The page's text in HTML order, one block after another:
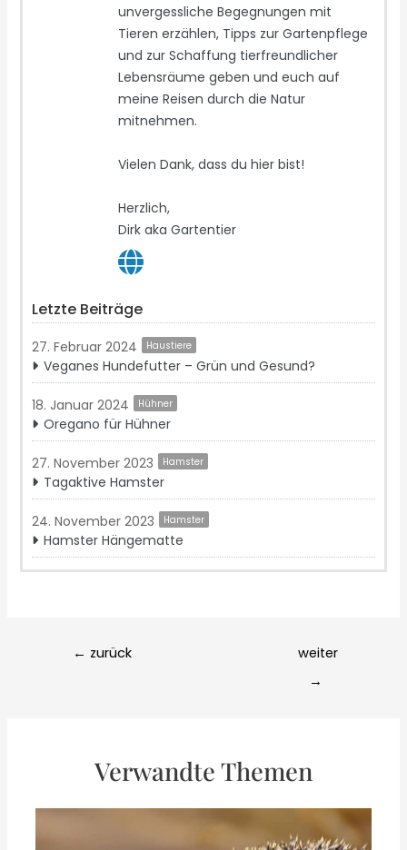
unvergessliche Begegnungen mit
Tieren erzählen, Tipps zur Gartenpflege
und zur Schaffung tierfreundlicher
Lebensräume geben und euch auf
meine Reisen durch die Natur
mitnehmen.
Vielen Dank, dass du hier bist!
Herzlich,
Dirk aka Gartentier
Letzte Beiträge
27. Februar 2024 Haustiere
Veganes Hundefutter – Grün und Gesund?
18. Januar 2024 Hühner
Oregano für Hühner
27. November 2023 Hamster
Tagaktive Hamster
24. November 2023 Hamster
Hamster Hängematte
← zurück
weiter
→
Verwandte Themen